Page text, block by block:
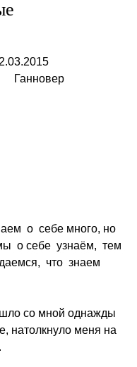
– 12.03.2015
Ганновер
о себе  узнаём,  тем
что  знаем
со мной однажды
натолкнуло меня на